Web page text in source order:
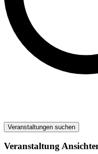
Veranstaltungen suchen
Veranstaltung